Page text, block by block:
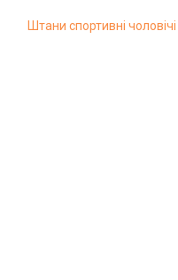
Штани спортивні чоловічі